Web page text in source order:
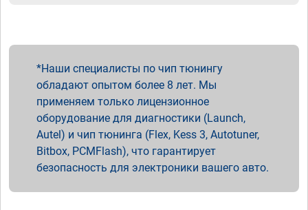
Наши специалисты по чип тюнингу
обладают опытом более 8 лет. Мы
применяем только лицензионное
оборудование для диагностики (Launch,
Autel) и чип тюнинга (Flex, Kess 3, Autotuner,
Bitbox, PCMFlash), что гарантирует
безопасность для электроники вашего авто.